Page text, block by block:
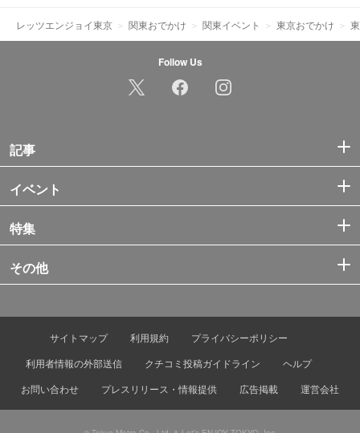
レッツエンジョイ東京 関東おでかけ 関東イベント 東京おでかけ
Follow Us
記事
イベント
特集
その他
サイトマップ 利用規約
プライバシーポリシー
利用者情報の外部送信
クチコミ投稿ガイドライン
ヘルプ
お問い合わせ
プレスリリース・情報提供 広告掲載 運営会社